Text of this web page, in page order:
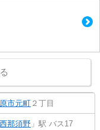
市元町 ２丁目
西那須野 」駅 バス17